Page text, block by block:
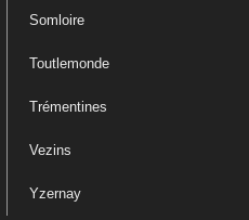
Somloire
Toutlemonde
Trémentines
Vezins
Yzernay